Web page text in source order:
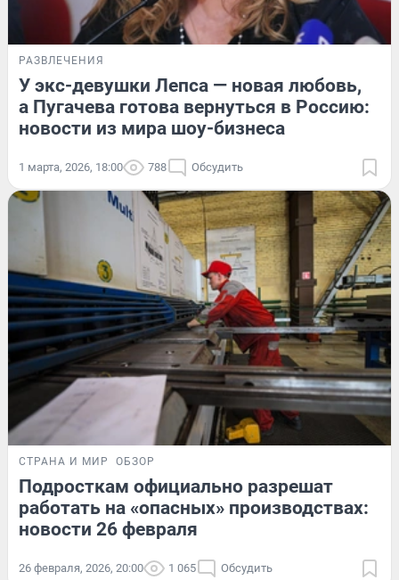
РАЗВЛЕЧЕНИЯ
У экс-девушки Лепса — новая любовь,
а Пугачева готова вернуться в Россию:
новости из мира шоу-бизнеса
1 марта, 2026, 18:00 788 Обсудить
СТРАНА И МИР ОБЗОР
Подросткам официально разрешат
работать на «опасных» производствах:
новости 26 февраля
26 февраля, 2026, 20:00 1 065 Обсудить